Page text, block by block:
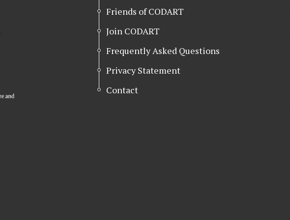
Friends of CODART
Join CODART
Frequently Asked Questions
Privacy Statement
Contact